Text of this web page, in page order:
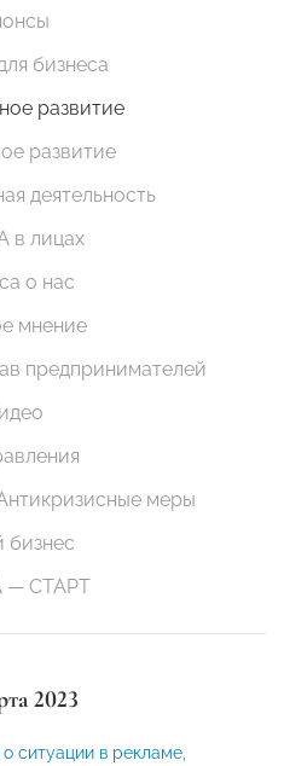
бизнеса
развитие
развитие
деятельность
в лицах
о нас
мнение
предпринимателей
меры
— СТАРТ
2023
ситуации в рекламе,